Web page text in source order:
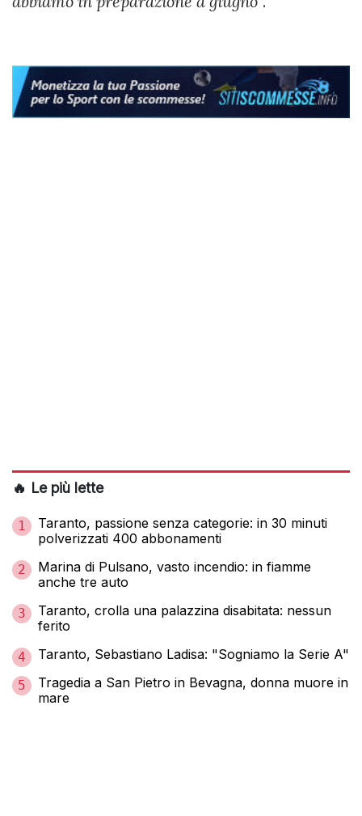
🔥 Le più lette
1
Taranto, passione senza categorie: in 30 minuti
polverizzati 400 abbonamenti
2
Marina di Pulsano, vasto incendio: in fiamme
anche tre auto
3
Taranto, crolla una palazzina disabitata: nessun
ferito
4 Taranto, Sebastiano Ladisa: "Sogniamo la Serie A"
5
Tragedia a San Pietro in Bevagna, donna muore in
mare